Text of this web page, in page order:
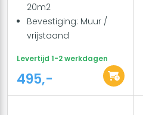
20m2
Bevestiging: Muur /
vrijstaand
Levertijd 1-2 werkdagen
495,-